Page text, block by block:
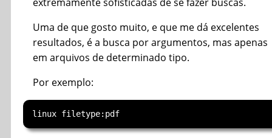
Uma de que gosto muito, e que me dá excelentes
resultados, é a busca por argumentos, mas apenas
em arquivos de determinado tipo.
Por exemplo: